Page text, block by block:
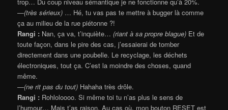
—(très sérieux) … Hé, tu vas pas te mettre à bugger là comme
ça au milieu de la rue piétonne ?!
Rangi : Nan, ça va, t’inquiète…(riant à sa propre blague) Et de
toute façon, dans le pire des cas, j’essaierai de tomber
directement dans une poubelle. Le recyclage, les déchets
électroniques, tout ça. C’est la moindre des choses, quand
même.
—(ne rit pas du tout) Hahaha très drôle.
Rangi : Rohloloooo. Si même toi tu n’as plus le sens de
l’humour… Mais t’as raison. Au cas où, mon bouton RESET est